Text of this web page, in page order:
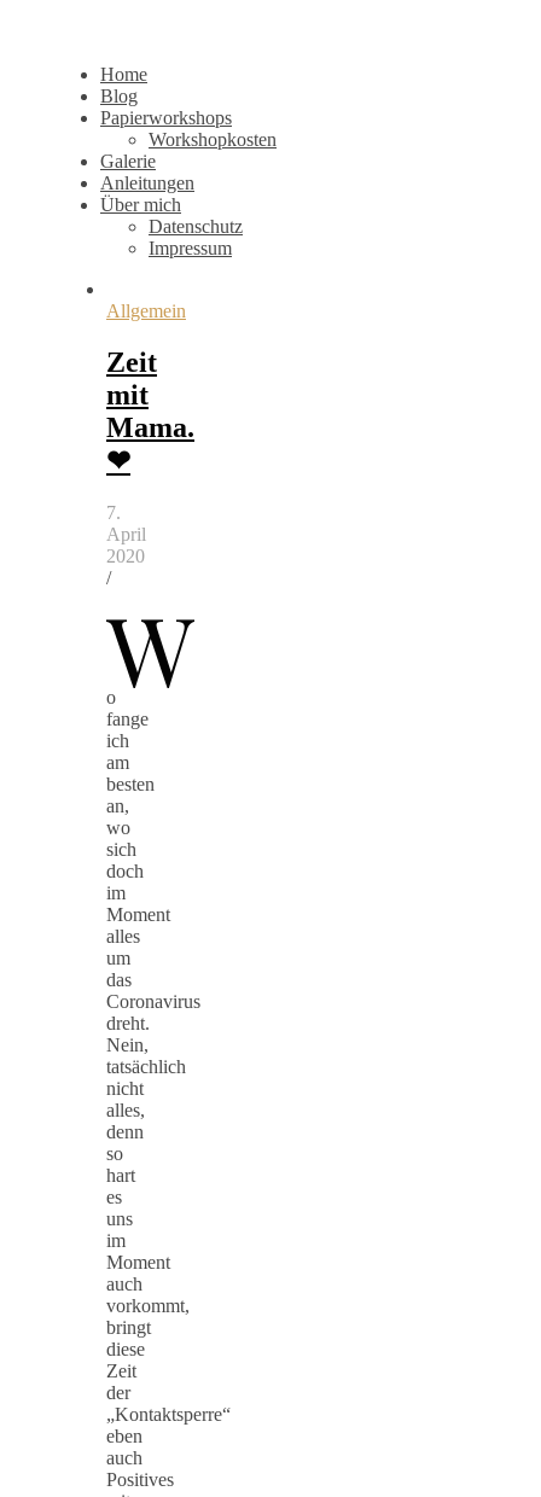
Home
Blog
Papierworkshops
Workshopkosten
Galerie
Anleitungen
Über mich
Datenschutz
Impressum
Allgemein
Zeit
mit
Mama.
❤
7.
April
2020
/
W
o
fange
ich
am
besten
an,
wo
sich
doch
im
Moment
alles
um
das
Coronavirus
dreht.
Nein,
tatsächlich
nicht
alles,
denn
so
hart
es
uns
im
Moment
auch
vorkommt,
bringt
diese
Zeit
der
„Kontaktsperre“
eben
auch
Positives